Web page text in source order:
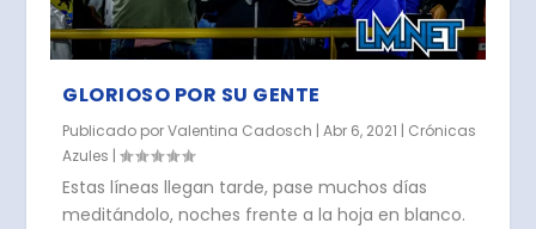
GLORIOSO POR SU GENTE
Publicado porValentina Cadosch |Abr 6, 2021 | Crónicas
Azules |
Estas líneas llegan tarde, pase muchos días
meditándolo, noches frente a la hoja en blanco.